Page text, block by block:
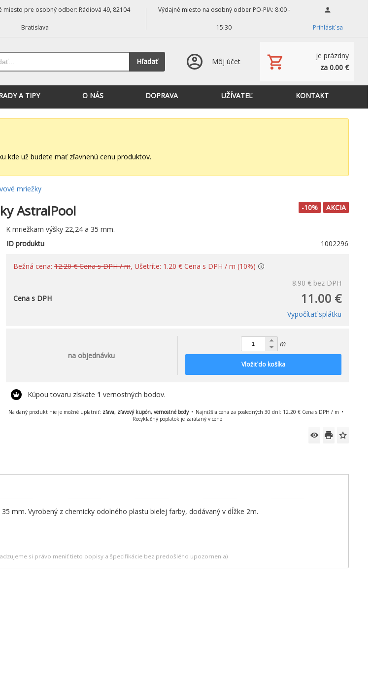
miesto pre osobný odber: Rádiová 49, 82104
Bratislava
Výdajné miesto na osobný odber PO-PIA: 8:00 -
15:30 Prihlásiť sa
Hľadať Môj účet
je prázdny
za 0.00 €
A TIPY O NÁS DOPRAVA UŽÍVATEĽ KONTAKT
kde už budete mať zľavnenú cenu produktov.
mriežky
AKCIA
-10%
AstralPool
K mriežkam výšky 22,24 a 35 mm.
ID produktu
1002296
Bežná cena:12.20 € Cena s DPH / m, Ušetríte: 1.20 € Cena s DPH / m (10%)
8.90 € bez DPH
11.00 €
Cena s DPH
Vypočítať splátku
na objednávku
m
Vložiť do košíka
Kúpou tovaru získate 1 vernostných bodov.
Na daný produkt nie je možné uplatniť: zľava, zľavový kupón, vernostné body
Najnižšia cena za posledných 30 dní: 12.20 € Cena s DPH / m
Recyklačný poplatok je zarátaný v cene
mm. Vyrobený z chemicky odolného plastu bielej farby, dodávaný v dĺžke 2m.
si právo meniť tieto popisy a špecifikácie bez predošlého upozornenia)